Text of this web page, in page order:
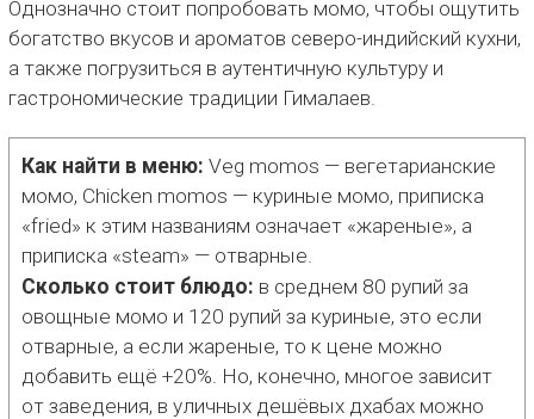
Однозначно стоит попробовать момо, чтобы ощутить
богатство вкусов и ароматов северо-индийский кухни,
а также погрузиться в аутентичную культуру и
гастрономические традиции Гималаев.
Как найти в меню: Veg momos — вегетарианские
момо, Chicken momos — куриные момо, приписка
«fried» к этим названиям означает «жареные», а
приписка «steam» — отварные.
Сколько стоит блюдо: в среднем 80 рупий за
овощные момо и 120 рупий за куриные, это если
отварные, а если жареные, то к цене можно
добавить ещё +20%. Но, конечно, многое зависит
от заведения, в уличных дешёвых дхабах можно